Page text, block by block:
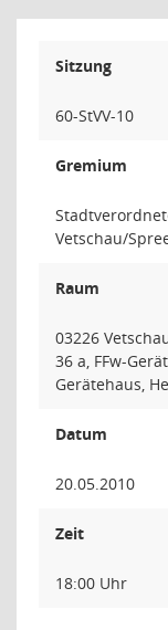
Sitzung
60-StVV-10
Gremium
Vetschau/
Raum
03226
36 a, FFw-
Gerätehaus,
Datum
20.05.2010
Zeit
18:00 Uhr